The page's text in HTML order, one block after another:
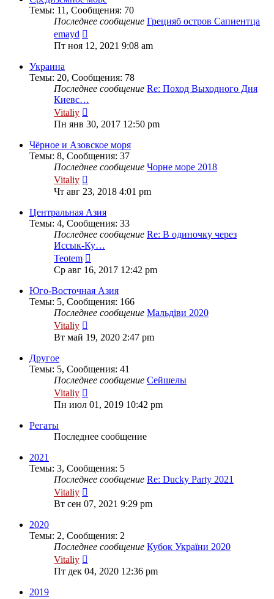
Темы: 11 , Сообщения: 70
Последнее сообщение Грецияб остров Сапиентца
emayd
к
последнему
Пт ноя 12, 2021 9:08 am
Украина
Темы: 20, Сообщения: 78
Последнее сообщение Re: Поход Выходного Дня
Киевс…
Vitaliy
к
последнему
сообщению
Пн янв 30, 2017 12:50 pm
Чёрное и Азовское моря
Темы: 8, Сообщения: 37
Последнее сообщение Чорне море 2018
Vitaliy
к
последнему
сообщению
Чт авг 23, 2018 4:01 pm
Центральная Азия
Темы: 4, Сообщения: 33
Последнее сообщение Re: В одиночку через
Иссык-Ку…
Teotem
к
последнему
сообщению
Ср авг 16, 2017 12:42 pm
Юго-Восточная Азия
Темы: 5, Сообщения: 166
Последнее сообщение Мальдіви 2020
Vitaliy
к
последнему
Вт май 19, 2020 2:47 pm
Другое
Темы: 5, Сообщения: 41
Последнее сообщение Сейшелы
Vitaliy
к
последнему
Пн июл 01, 2019 10:42 pm
Регаты
Последнее сообщение
2021
Темы: 3, Сообщения: 5
Последнее сообщение Re: Ducky Party 2021
Vitaliy
к
последнему
Вт сен 07, 2021 9:29 pm
2020
Темы: 2, Сообщения: 2
Последнее сообщение Кубок України 2020
Vitaliy
к
последнему
Пт дек 04, 2020 12:36 pm
2019